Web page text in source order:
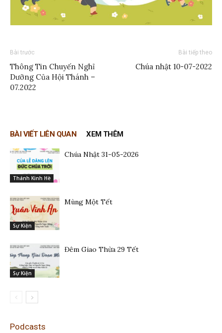
Bài trước
Thông Tin Chuyến Nghỉ
Dưỡng Của Hội Thánh –
07.2022
Bài tiếp theo
Chúa nhật 10-07-2022
BÀI VIẾT LIÊN QUAN XEM THÊM
Thánh Kinh Hè
Chúa Nhật 31-05-2026
Sự Kiện
Mùng Một Tết
Sự Kiện
Đêm Giao Thừa 29 Tết
Podcasts